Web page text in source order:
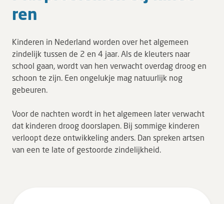
Tarieven en vergoeding
Uw gegevens
Wachttijden
Bezoek
Werken bij DZ
Leren
ren
Kinderen in Nederland worden over het algemeen
zindelijk tussen de 2 en 4 jaar. Als de kleuters naar
school gaan, wordt van hen verwacht overdag droog en
schoon te zijn. Een ongelukje mag natuurlijk nog
gebeuren.
Voor de nachten wordt in het algemeen later verwacht
dat kinderen droog doorslapen.​ Bij sommige kinderen
verloopt deze ontwikkeling anders. Dan spreken artsen
van een te late of gestoorde zindelijkheid.